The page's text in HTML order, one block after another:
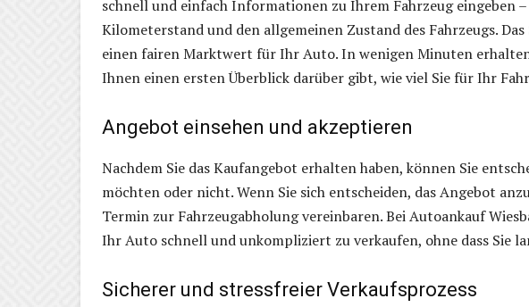
schnell und einfach Informationen zu Ihrem Fahrzeug eingeben
Kilometerstand und den allgemeinen Zustand des Fahrzeugs.
einen fairen Marktwert für Ihr Auto. In wenigen Minuten
Ihnen einen ersten Überblick darüber gibt, wie viel Sie für Ihr
Angebot einsehen und akzeptieren
Nachdem Sie das Kaufangebot erhalten haben, können Sie
möchten oder nicht. Wenn Sie sich entscheiden, das Angebot
Termin zur Fahrzeugabholung vereinbaren. Bei Autoankauf
Ihr Auto schnell und unkompliziert zu verkaufen, ohne dass Sie
Sicherer und stressfreier Verkaufsprozess